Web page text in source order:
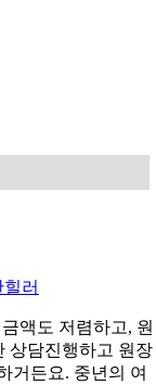
러
액도 저렴하고, 원
상담진행하고 원장
거든요. 중년의 여